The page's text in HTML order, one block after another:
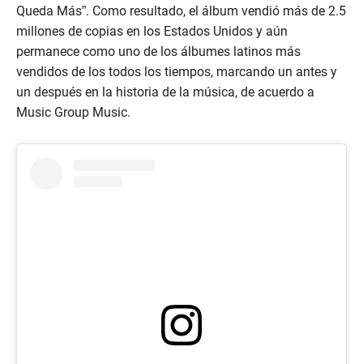
Queda Más”. Como resultado, el álbum vendió más de 2.5
millones de copias en los Estados Unidos y aún
permanece como uno de los álbumes latinos más
vendidos de los todos los tiempos, marcando un antes y
un después en la historia de la música, de acuerdo a
Music Group Music.